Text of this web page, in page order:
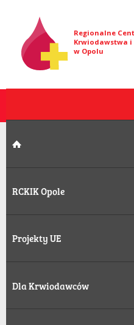
Regionalne
Krwiodawstwa
w Opolu
RCKIK Opole
Projekty UE
Dla Krwiodawców